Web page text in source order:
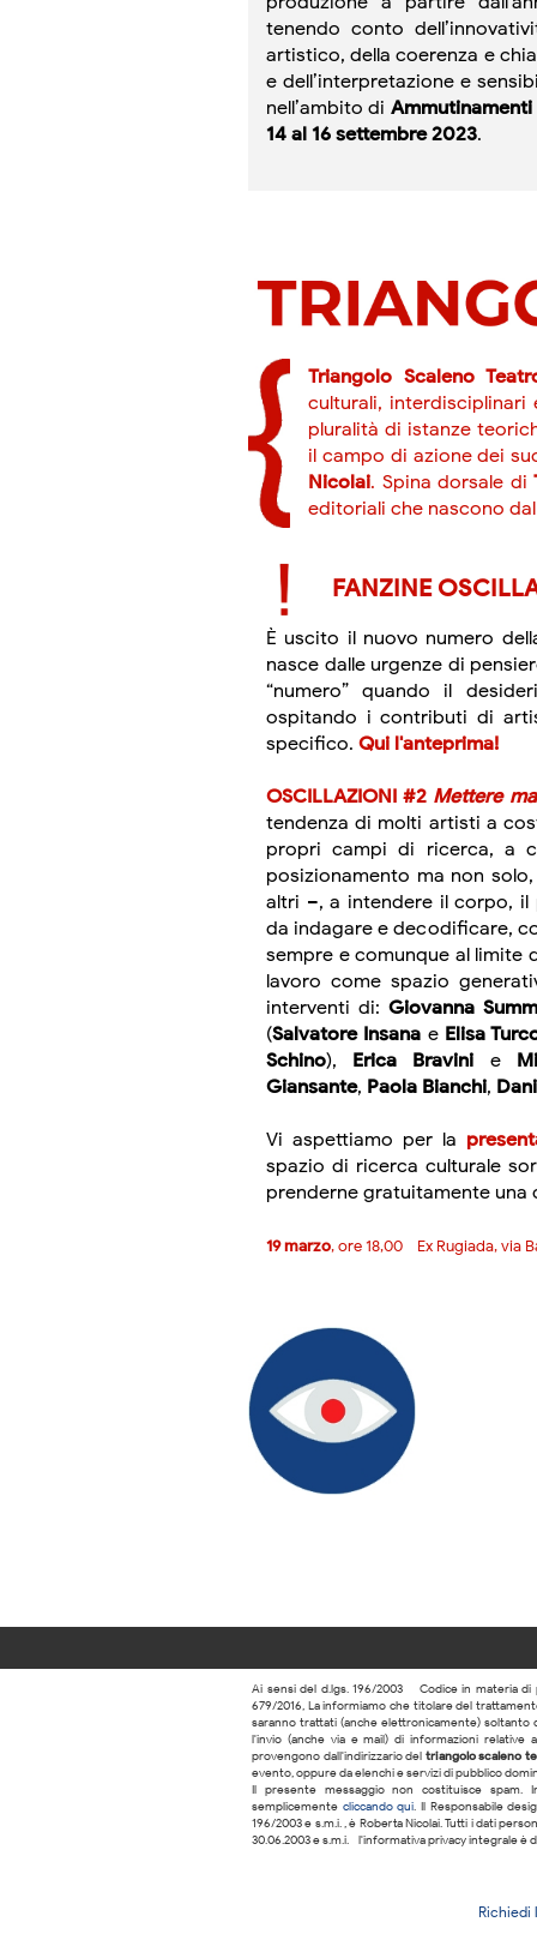
tenendo conto
artistico, della coerenza e
e dell’interpretazione e
nell’ambito di Ammutinamenti
14 al 16 settembre 2023.
Triangolo Scaleno
culturali, interdisciplinari
pluralità di istanze
il campo di azione dei
Nicolai. Spina dorsale di
editoriali che nascono
FANZINE
È uscito il nuovo numero
nasce dalle urgenze di
“numero” quando il
ospitando i contributi di
specifico. Qui l'anteprima!
OSCILLAZIONI #2 Mettere
tendenza di molti artisti a
propri campi di ricerca, a
posizionamento ma non
altri –, a intendere il corpo,
da indagare e decodificare,
sempre e comunque al
lavoro come spazio
interventi di:Giovanna
(Salvatore Insana e Elisa
Schino), Erica Bravini e
Giansante, Paola Bianchi,
Vi aspettiamo per la
spazio di ricerca culturale
prenderne gratuitamente una
19 marzo, ore 18,00 - Ex Rugiada, via
Ai sensi del d.lgs. 196/2003 – Codice in materia
679/2016, La informiamo che titolare del
saranno trattati (anche elettronicamente) soltanto
l'invio (anche via e-mail) di informazioni relative
provengono dall'indirizzario del triangolo scaleno
evento, oppure da elenchi e servizi di pubblico
Il presente messaggio non costituisce spam.
semplicemente cliccando qui. Il Responsabile
196/2003 e s.m.i. , è Roberta Nicolai. Tutti i dati
30.06.2003 e s.m.i. - l'informativa privacy integrale è
Richiedi